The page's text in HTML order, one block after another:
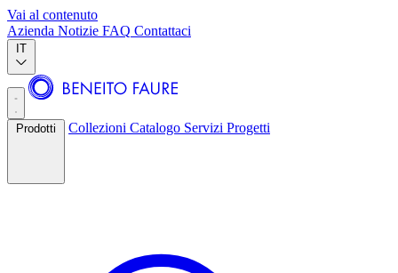
Vai al contenuto
Azienda Notizie FAQ Contattaci
IT
Prodotti Collezioni Catalogo Servizi Progetti